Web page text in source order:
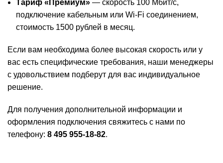
Тариф «Премиум» — скорость 100 Мбит/с,
подключение кабельным или Wi-Fi соединением,
стоимость 1500 рублей в месяц.
Если вам необходима более высокая скорость или у
вас есть специфические требования, наши менеджеры
с удовольствием подберут для вас индивидуальное
решение.
Для получения дополнительной информации и
оформления подключения свяжитесь с нами по
телефону: 8 495 955-18-82.